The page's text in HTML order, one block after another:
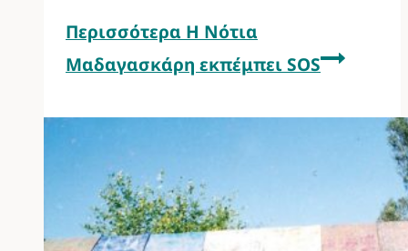
Περισσότερα Η Νότια
Μαδαγασκάρη εκπέμπει SOS